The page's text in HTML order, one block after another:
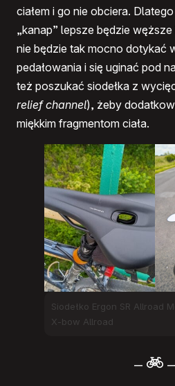
ciałem i go nie obciera.
„kanap” lepsze będzie
nie będzie tak mocno dotykać
pedałowania i się uginać pod
też poszukać siodełka z
relief channel), żeby
miękkim fragmentom ciała.
Siodełko Ergon SR Allroad
X-bow Allroad
– –